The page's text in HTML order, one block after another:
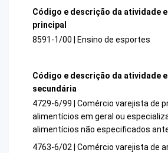
Código e descrição da atividade
principal
8591-1/00 | Ensino de esportes
Código e descrição da atividade
secundária
4729-6/99 | Comércio varejista de
alimentícios em geral ou
alimentícios não especificados
4763-6/02 | Comércio varejista de